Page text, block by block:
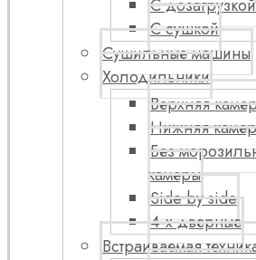
С дозагрузкой
С сушкой
Сушильные машины
Холодильники
Верхняя
Нижняя
Без
камеры
Side by side
4-х дверные
Встраиваемая